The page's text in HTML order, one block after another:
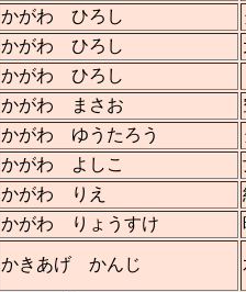
かがわ ひろし
かがわ ひろし
かがわ ひろし
かがわ まさお
かがわ ゆうたろう
かがわ よしこ
かがわ りえ
かがわ りょうすけ
かきあげ かんじ